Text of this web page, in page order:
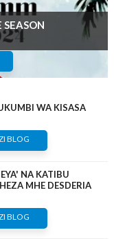
SEASON
WA KISASA
BLOG
NA KATIBU
MHE DESDERIA
BLOG